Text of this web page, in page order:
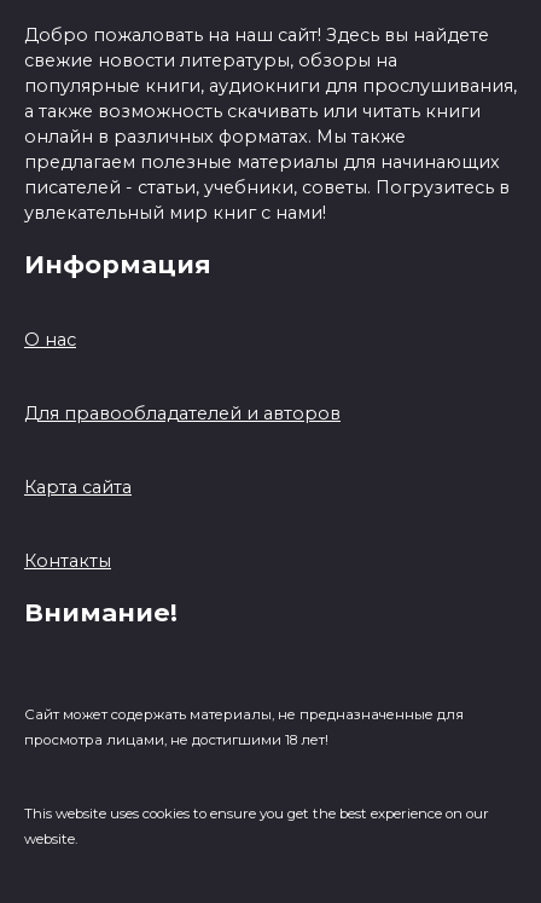
Добро пожаловать на наш сайт! Здесь вы найдете
свежие новости литературы, обзоры на
популярные книги, аудиокниги для прослушивания,
а также возможность скачивать или читать книги
онлайн в различных форматах. Мы также
предлагаем полезные материалы для начинающих
писателей - статьи, учебники, советы. Погрузитесь в
увлекательный мир книг с нами!
Информация
О нас
Для правообладателей и авторов
Карта сайта
Контакты
Внимание!
Сайт может содержать материалы, не предназначенные для
просмотра лицами, не достигшими 18 лет!
This website uses cookies to ensure you get the best experience on our
website.